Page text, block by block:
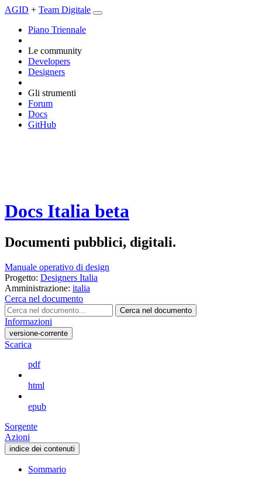
AGID + Team Digitale
Piano Triennale
Le community
Developers
Designers
Gli strumenti
Forum
Docs
GitHub
Docs Italia beta
Documenti pubblici, digitali.
Manuale operativo di design
Progetto: Designers Italia
Amministrazione: italia
Cerca nel documento
Cerca nel documento
Informazioni
versione-corrente
Scarica
pdf
html
epub
Sorgente
Azioni
indice dei contenuti
Sommario